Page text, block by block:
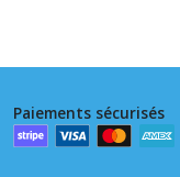
Paiements sécurisés